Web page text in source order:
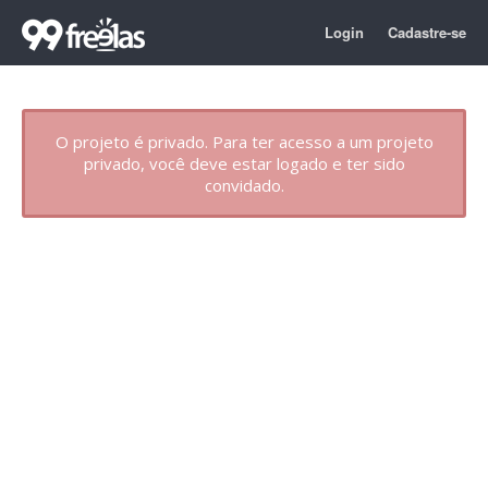
Login Cadastre-se
O projeto é privado. Para ter acesso a um projeto
privado, você deve estar logado e ter sido
convidado.